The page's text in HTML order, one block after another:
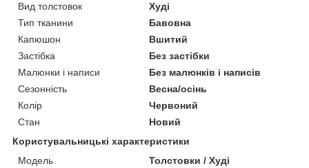
Вид толстовок
Худі
Тип тканини
Бавовна
Капюшон
Вшитий
Застібка
Без застібки
Малюнки і написи
Без малюнків і написів
Сезонність
Весна/осінь
Колір
Червоний
Стан
Новий
Користувальницькі характеристики
Модель
Толстовки / Худі